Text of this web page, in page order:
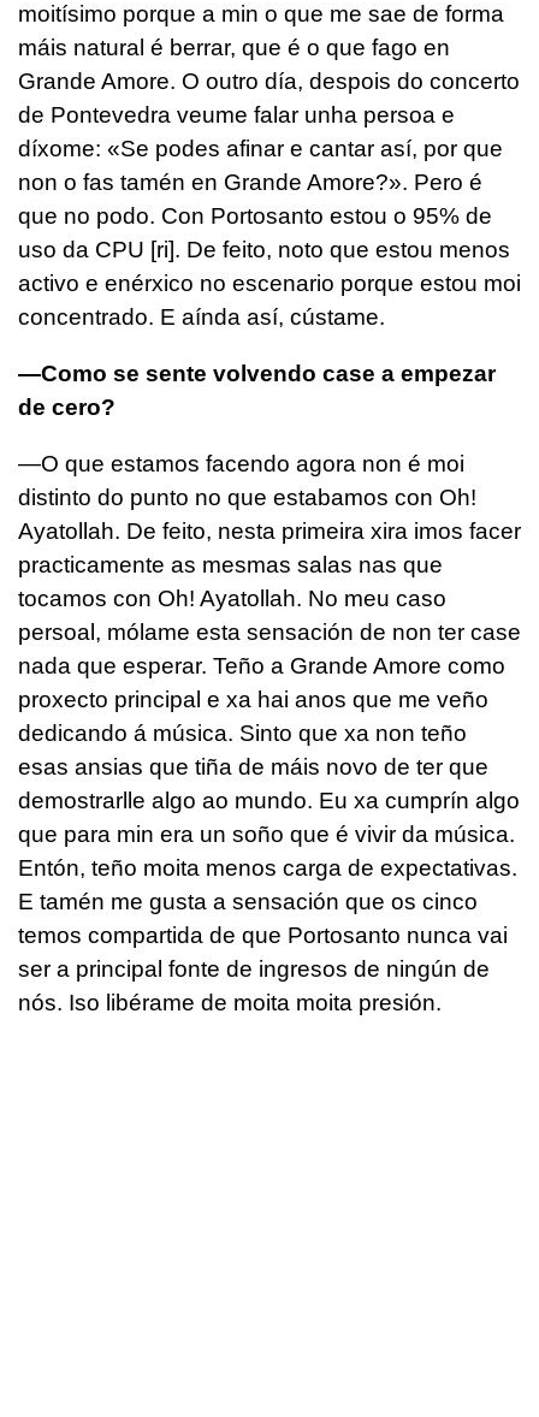
moitísimo porque a min o que me sae de forma
máis natural é berrar, que é o que fago en
Grande Amore. O outro día, despois do concerto
de Pontevedra veume falar unha persoa e
díxome: «Se podes afinar e cantar así, por que
non o fas tamén en Grande Amore?». Pero é
que no podo. Con Portosanto estou o 95% de
uso da CPU [ri]. De feito, noto que estou menos
activo e enérxico no escenario porque estou moi
concentrado. E aínda así, cústame.
—Como se sente volvendo case a empezar
de cero?
—O que estamos facendo agora non é moi
distinto do punto no que estabamos con Oh!
Ayatollah. De feito, nesta primeira xira imos facer
practicamente as mesmas salas nas que
tocamos con Oh! Ayatollah. No meu caso
persoal, mólame esta sensación de non ter case
nada que esperar. Teño a Grande Amore como
proxecto principal e xa hai anos que me veño
dedicando á música. Sinto que xa non teño
esas ansias que tiña de máis novo de ter que
demostrarlle algo ao mundo. Eu xa cumprín algo
que para min era un soño que é vivir da música.
Entón, teño moita menos carga de expectativas.
E tamén me gusta a sensación que os cinco
temos compartida de que Portosanto nunca vai
ser a principal fonte de ingresos de ningún de
nós. Iso libérame de moita moita presión.